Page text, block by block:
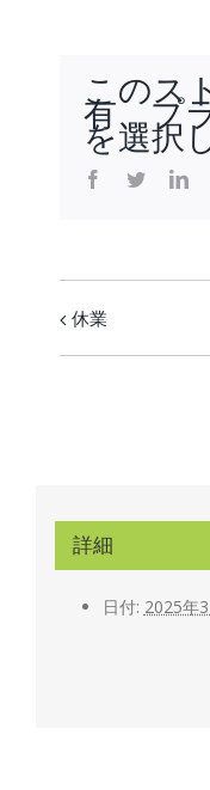
このス
有、プ
を選択
facebook
twitter
イ
ベ
ビ
ゲ
休業
詳細
日付: 2025年